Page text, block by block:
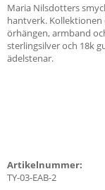
Maria Nilsdotters
hantverk.
örhängen, armband
sterlingsilver och 18k
ädelstenar.
Artikelnummer:
TY-03-EAB-2